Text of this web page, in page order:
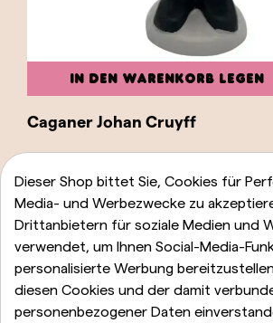
IN DEN WARENKORB LEGEN
Caganer Johan Cruyff
23,00 €
Dieser Shop bittet Sie, Cookies für
Media- und Werbezwecke zu
Drittanbietern für soziale Medien und
verwendet, um Ihnen Social-Media-
personalisierte Werbung
diesen Cookies und der damit
personenbezogener Daten